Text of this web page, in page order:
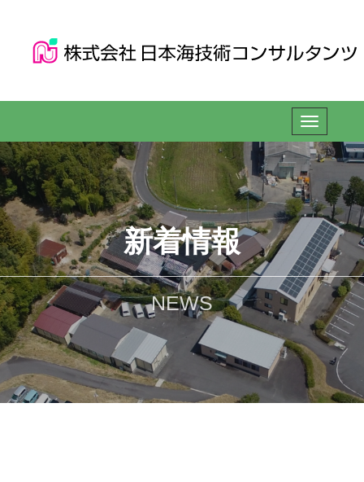
新着情報
NEWS